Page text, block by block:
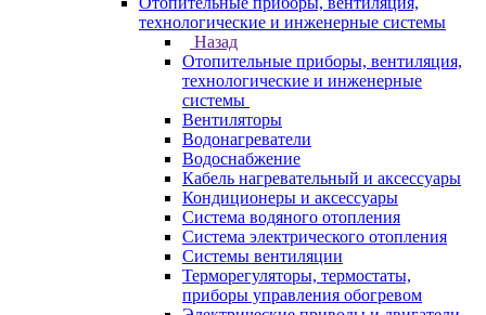
технологические и инженерные системы
Назад
Отопительные приборы, вентиляция,
технологические и инженерные
системы
Вентиляторы
Водонагреватели
Водоснабжение
Кабель нагревательный и аксессуары
Кондиционеры и аксессуары
Система водяного отопления
Система электрического отопления
Системы вентиляции
Терморегуляторы, термостаты,
приборы управления обогревом